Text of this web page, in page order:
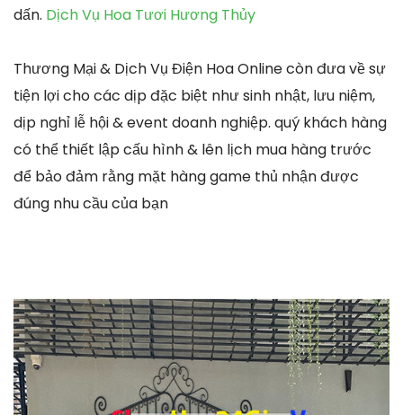
dấn. Dịch Vụ Hoa Tươi Hương Thủy
Thương Mại & Dịch Vụ Điện Hoa Online còn đưa về sự
tiện lợi cho các dịp đặc biệt như sinh nhật, lưu niệm,
dịp nghỉ lễ hội & event doanh nghiệp. quý khách hàng
có thể thiết lập cấu hình & lên lịch mua hàng trước
để bảo đảm rằng mặt hàng game thủ nhận được
đúng nhu cầu của bạn